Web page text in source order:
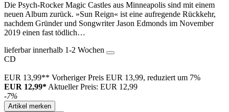
Die Psych-Rocker Magic Castles aus Minneapolis sind mit einem
neuen Album zurück. »Sun Reign« ist eine aufregende Rückkehr,
nachdem Gründer und Songwriter Jason Edmonds im November
2019 einen fast tödlich…
lieferbar innerhalb 1-2 Wochen
CD
EUR 13,99** Vorheriger Preis EUR 13,99, reduziert um 7%
EUR 12,99* Aktueller Preis: EUR 12,99
-7%
Artikel merken